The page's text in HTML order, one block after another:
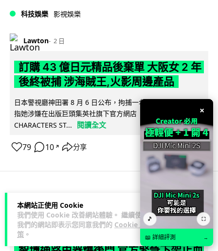
本網站正使用 Cookie
我們使用 Cookie 改善網站體驗。 繼續使用
我們的網站即表示您同意我們的 Cookie 政
策 。
科技娛樂 影視娛樂
Lawton 2 日
訂購 43 億日元精品後棄單 大阪女 2 年
後終被捕 涉海賊王,火影周邊產品
日本警視廳神田署 8 月 6 日公布，拘捕一名 32 歲大阪女子，
指她涉嫌在出版巨頭集英社旗下官方網店「JUMP
CHARACTERS ST...
閱讀全文
79 10 ↗ 分享
Vin 2 日
×
🎵 ⛶
📖 詳細評測 →